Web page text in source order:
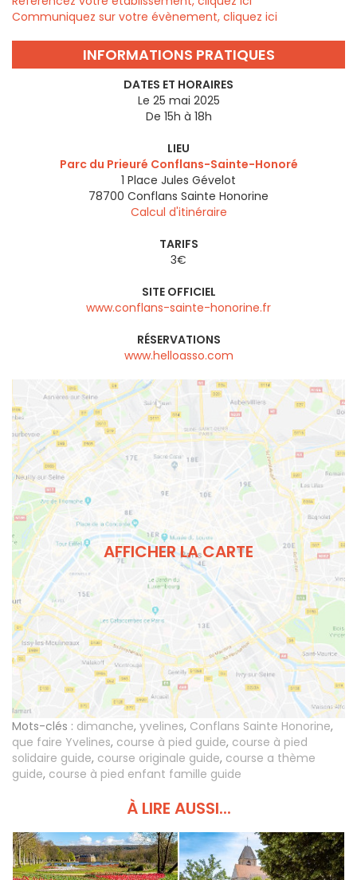
Communiquez sur votre évènement, cliquez ici
INFORMATIONS PRATIQUES
DATES ET HORAIRES
Le 25 mai 2025
De 15h à 18h
LIEU
Parc du Prieuré Conflans-Sainte-Honoré
1 Place Jules Gévelot
78700 Conflans Sainte Honorine
Calcul d'itinéraire
TARIFS
3€
SITE OFFICIEL
www.conflans-sainte-honorine.fr
RÉSERVATIONS
www.helloasso.com
AFFICHER LA CARTE
Mots-clés : dimanche, yvelines, Conflans Sainte Honorine,
que faire Yvelines, course à pied guide, course à pied
solidaire guide, course originale guide, course a thème
guide, course à pied enfant famille guide
À LIRE AUSSI...